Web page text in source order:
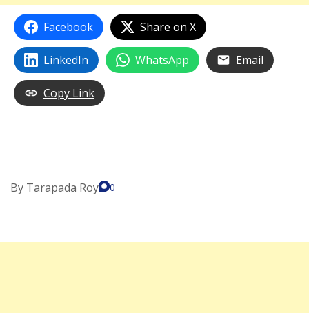
Facebook Share on X
LinkedIn WhatsApp Email
Copy Link
By Tarapada Roy 0